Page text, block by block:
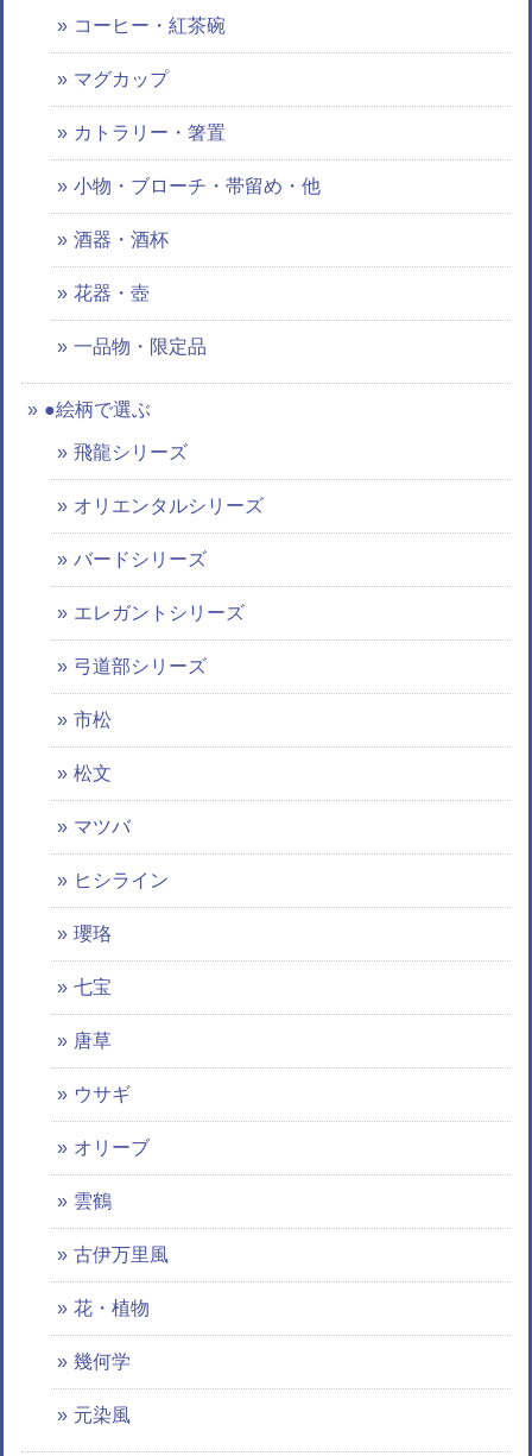
コーヒー・紅茶碗
マグカップ
カトラリー・箸置
小物・ブローチ・帯留め・他
酒器・酒杯
花器・壺
一品物・限定品
●絵柄で選ぶ
飛龍シリーズ
オリエンタルシリーズ
バードシリーズ
エレガントシリーズ
弓道部シリーズ
市松
松文
マツバ
ヒシライン
瓔珞
七宝
唐草
ウサギ
オリーブ
雲鶴
古伊万里風
花・植物
幾何学
元染風